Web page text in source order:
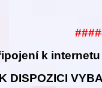
k
DISPOZICI